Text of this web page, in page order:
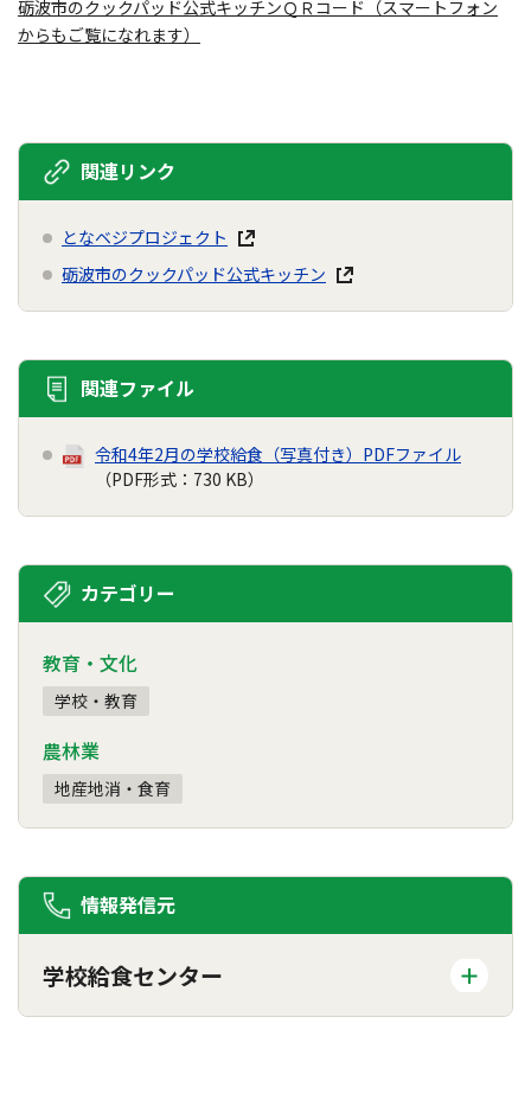
砺波市のクックパッド公式キッチンＱＲコード（スマートフォン
からもご覧になれます）
関連リンク
となベジプロジェクト
砺波市のクックパッド公式キッチン
関連ファイル
令和4年2月の学校給食（写真付き）PDFファイル
（PDF形式：730 KB）
カテゴリー
教育・文化
学校・教育
農林業
地産地消・食育
情報発信元
学校給食センター